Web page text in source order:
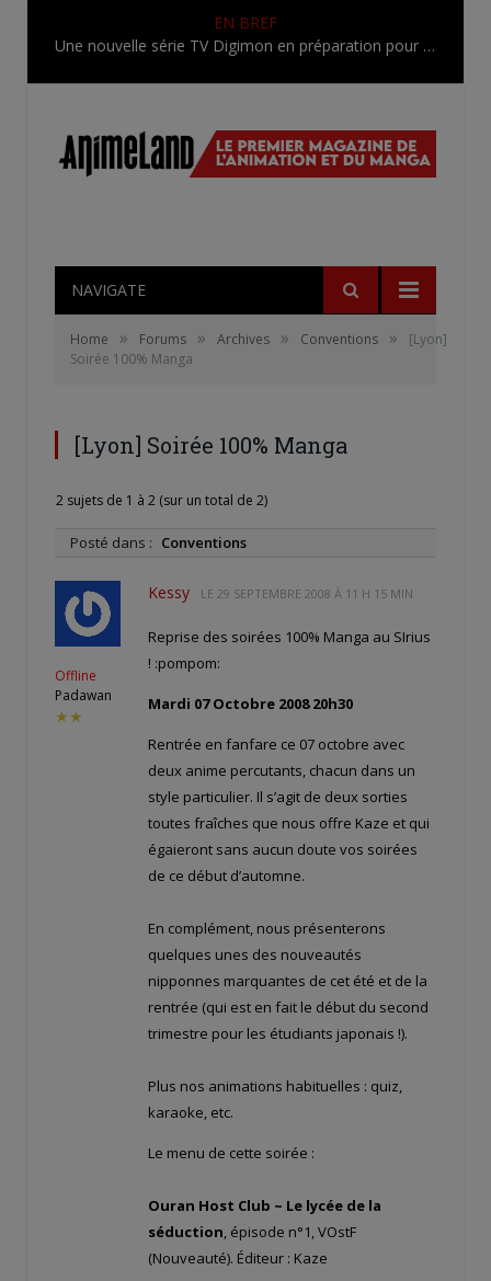
EN BREF
Une nouvelle série TV Digimon en préparation pour 2027
NAVIGATE
Home » Forums » Archives » Conventions »
[Lyon]
Soirée 100% Manga
[Lyon] Soirée 100% Manga
2 sujets de 1 à 2 (sur un total de 2)
Posté dans : Conventions
Offline
Padawan
★★
Kessy LE 29 SEPTEMBRE 2008 À 11 H 15 MIN
Reprise des soirées 100% Manga au SIrius
! :pompom:
Mardi 07 Octobre 2008 20h30
Rentrée en fanfare ce 07 octobre avec
deux anime percutants, chacun dans un
style particulier. Il s’agit de deux sorties
toutes fraîches que nous offre Kaze et qui
égaieront sans aucun doute vos soirées
de ce début d’automne.
En complément, nous présenterons
quelques unes des nouveautés
nipponnes marquantes de cet été et de la
rentrée (qui est en fait le début du second
trimestre pour les étudiants japonais !).
Plus nos animations habituelles : quiz,
karaoke, etc.
Le menu de cette soirée :
Ouran Host Club ~ Le lycée de la
séduction, épisode n°1, VOstF
(Nouveauté). Éditeur : Kaze